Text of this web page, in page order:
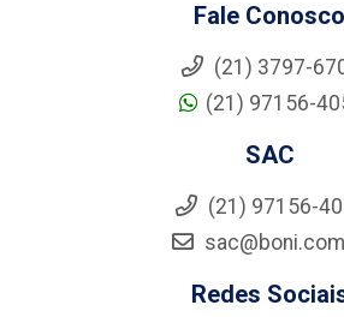
Fale Conosco
(21) 3797-
(21) 97156-
SAC
(21) 97156-
Redes